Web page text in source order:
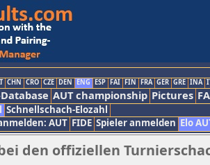
CHN CRO CZE DEN ENG ESP FAI FIN FRA GER GRE INA
AUT championship Pictures
Schnellschach-Elozahl
AUT FIDE Spieler anmelden Elo
den offiziellen